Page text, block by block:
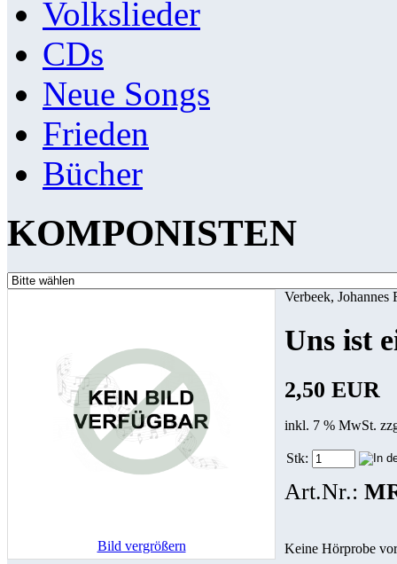
Volkslieder
CDs
Neue Songs
Frieden
Bücher
KOMPONISTEN
Bild vergrößern
Verbeek, Johannes
Uns ist
2,50 EUR
inkl. 7 % MwSt.
Stk:
Art.Nr.:
Keine Hörprobe